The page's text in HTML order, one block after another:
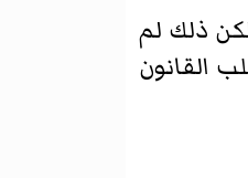
ذلك لم
القانون